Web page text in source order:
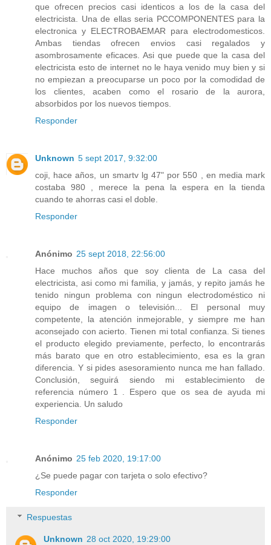
que ofrecen precios casi identicos a los de la casa del
electricista. Una de ellas seria PCCOMPONENTES para la
electronica y ELECTROBAEMAR para electrodomesticos.
Ambas tiendas ofrecen envios casi regalados y
asombrosamente eficaces. Asi que puede que la casa del
electricista esto de internet no le haya venido muy bien y si
no empiezan a preocuparse un poco por la comodidad de
los clientes, acaben como el rosario de la aurora,
absorbidos por los nuevos tiempos.
Responder
Unknown 5 sept 2017, 9:32:00
coji, hace años, un smartv lg 47" por 550 , en media mark
costaba 980 , merece la pena la espera en la tienda
cuando te ahorras casi el doble.
Responder
Anónimo 25 sept 2018, 22:56:00
Hace muchos años que soy clienta de La casa del
electricista, asi como mi familia, y jamás, y repito jamás he
tenido ningun problema con ningun electrodoméstico ni
equipo de imagen o televisión... El personal muy
competente, la atención inmejorable, y siempre me han
aconsejado con acierto. Tienen mi total confianza. Si tienes
el producto elegido previamente, perfecto, lo encontrarás
más barato que en otro establecimiento, esa es la gran
diferencia. Y si pides asesoramiento nunca me han fallado.
Conclusión, seguirá siendo mi establecimiento de
referencia número 1 . Espero que os sea de ayuda mi
experiencia. Un saludo
Responder
Anónimo 25 feb 2020, 19:17:00
¿Se puede pagar con tarjeta o solo efectivo?
Responder
Respuestas
Unknown 28 oct 2020, 19:29:00